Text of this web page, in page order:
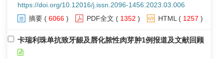
https://doi.org/10.12016/j.issn.2096-1456.2023.03.006
摘要 ( 6066 ) PDF全文 ( 1352 ) HTML ( 1257 )
卡瑞利珠单抗致牙龈及唇化脓性肉芽肿1例报道及文献回顾